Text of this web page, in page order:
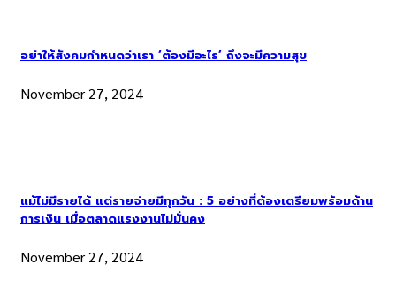
อย่าให้สังคมกำหนดว่าเรา ‘ต้องมีอะไร’ ถึงจะมีความสุข
November 27, 2024
แม้ไม่มีรายได้ แต่รายจ่ายมีทุกวัน : 5 อย่างที่ต้องเตรียมพร้อมด้าน
การเงิน เมื่อตลาดแรงงานไม่มั่นคง
November 27, 2024